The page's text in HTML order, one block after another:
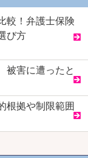
較！弁護士保険
び方
被害に遭ったと
根拠や制限範囲